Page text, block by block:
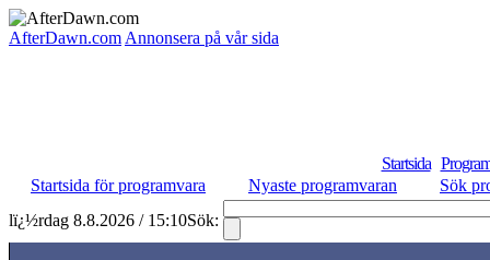
AfterDawn.com Annonsera på vår sida
Startsida
Startsida för programvara
Nyaste programvaran
Sök
lï¿½rdag 8.8.2026 / 15:10Sök: